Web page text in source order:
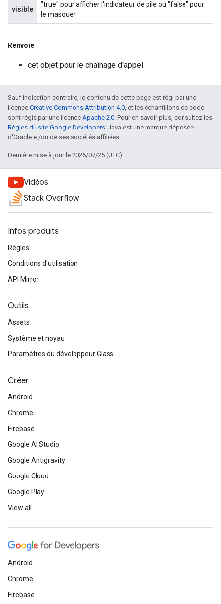
visible
"true" pour afficher l'indicateur de pile ou "false" pour
le masquer
Renvoie
cet objet pour le chaînage d'appel
Sauf indication contraire, le contenu de cette page est régi par une
licence Creative Commons Attribution 4.0, et les échantillons de code
sont régis par une licence Apache 2.0. Pour en savoir plus, consultez les
Règles du site Google Developers. Java est une marque déposée
d'Oracle et/ou de ses sociétés affiliées.
Dernière mise à jour le 2025/07/25 (UTC).
Vidéos
Stack Overflow
Infos produits
Règles
Conditions d'utilisation
API Mirror
Outils
Assets
Système et noyau
Paramètres du développeur Glass
Créer
Android
Chrome
Firebase
Google AI Studio
Google Antigravity
Google Cloud
Google Play
View all
Android
Chrome
Firebase